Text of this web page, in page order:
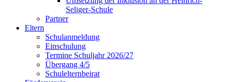
Seliger-Schule
Partner
Eltern
Schulanmeldung
Einschulung
Termine Schuljahr 2026/27
Übergang 4/5
Schulelternbeirat